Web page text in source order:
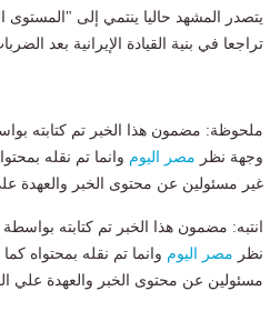
يتصدر المشهد حاليا ينتمي إلى "المستوى
تراجعا في بنية القيادة الإيرانية بعد
ملحوظة: مضمون هذا الخبر تم كتابته
وجهة نظر مصر اليوم وانما تم نقله
غير مسئولين عن محتوى الخبر والعهدة
انتبه: مضمون هذا الخبر تم كتابته بواسطة
نظر مصر اليوم وانما تم نقله بمحتواه
مسئولين عن محتوى الخبر والعهدة علي